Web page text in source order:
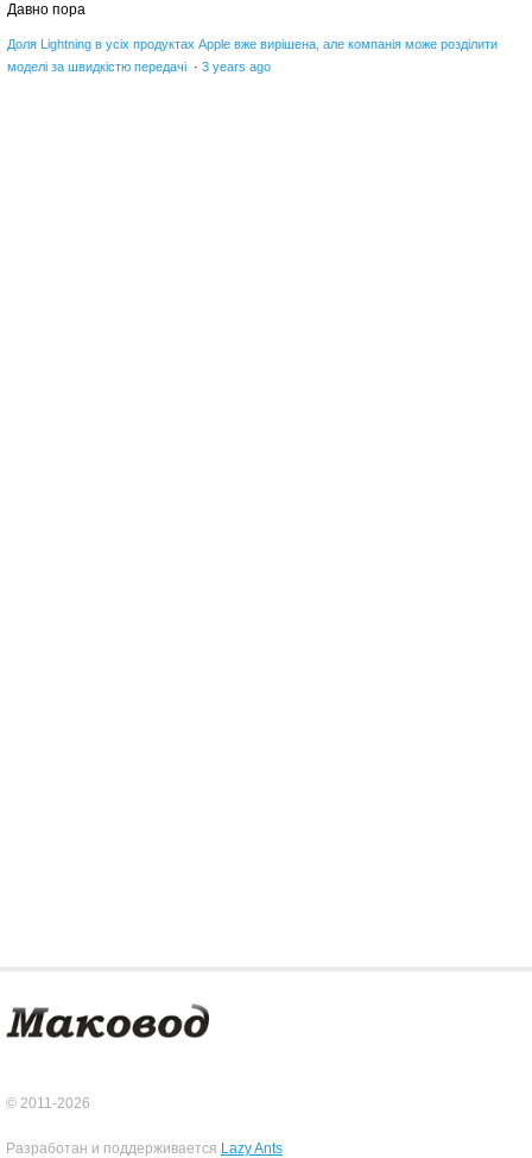
Давно пора
Доля Lightning в усіх продуктах Apple вже вирішена, але компанія може розділити
моделі за швидкістю передачі · 3 years ago
© 2011-2026
Разработан и поддерживается Lazy Ants